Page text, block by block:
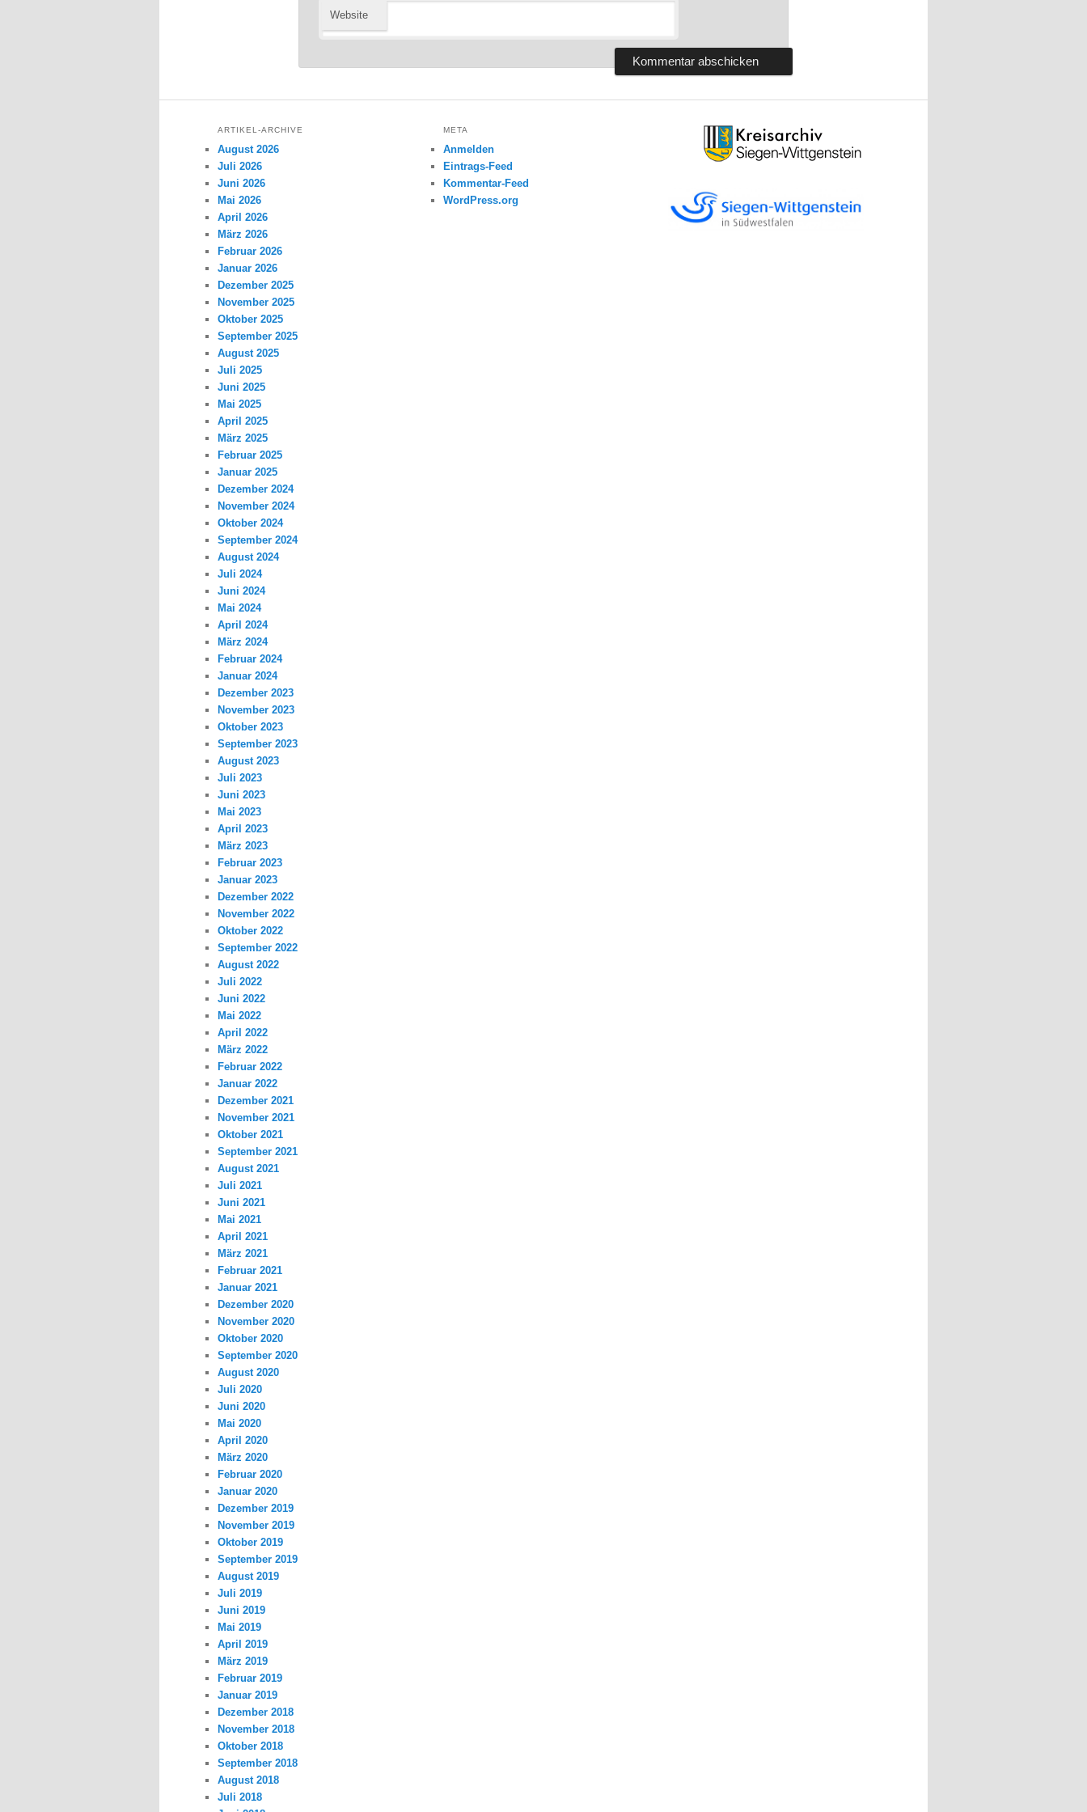
Website
ARTIKEL-ARCHIVE
August 2026
Juli 2026
Juni 2026
Mai 2026
April 2026
März 2026
Februar 2026
Januar 2026
Dezember 2025
November 2025
Oktober 2025
September 2025
August 2025
Juli 2025
Juni 2025
Mai 2025
April 2025
März 2025
Februar 2025
Januar 2025
Dezember 2024
November 2024
Oktober 2024
September 2024
August 2024
Juli 2024
Juni 2024
Mai 2024
April 2024
März 2024
Februar 2024
Januar 2024
Dezember 2023
November 2023
Oktober 2023
September 2023
August 2023
Juli 2023
Juni 2023
Mai 2023
April 2023
März 2023
Februar 2023
Januar 2023
Dezember 2022
November 2022
Oktober 2022
September 2022
August 2022
Juli 2022
Juni 2022
Mai 2022
April 2022
März 2022
Februar 2022
Januar 2022
Dezember 2021
November 2021
Oktober 2021
September 2021
August 2021
Juli 2021
Juni 2021
Mai 2021
April 2021
März 2021
Februar 2021
Januar 2021
Dezember 2020
November 2020
Oktober 2020
September 2020
August 2020
Juli 2020
Juni 2020
Mai 2020
April 2020
März 2020
Februar 2020
Januar 2020
Dezember 2019
November 2019
Oktober 2019
September 2019
August 2019
Juli 2019
Juni 2019
Mai 2019
April 2019
März 2019
Februar 2019
Januar 2019
Dezember 2018
November 2018
Oktober 2018
September 2018
August 2018
Juli 2018
META
Anmelden
Eintrags-Feed
Kommentar-Feed
WordPress.org